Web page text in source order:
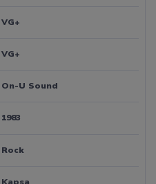
VG+
VG+
On-U Sound
1983
Rock